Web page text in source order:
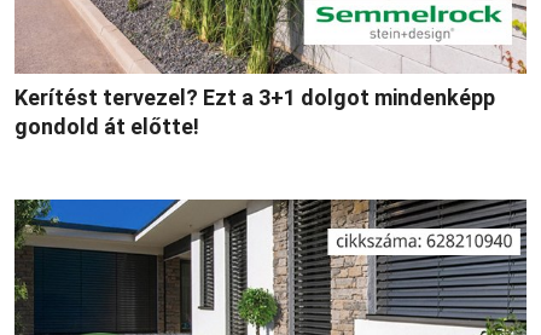
Kerítést tervezel? Ezt a 3+1 dolgot mindenképp
gondold át előtte!